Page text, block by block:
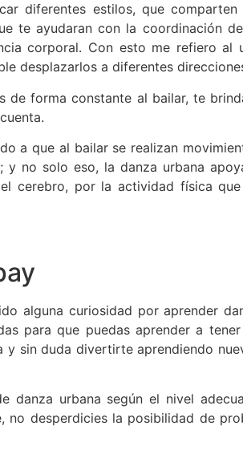
diferentes estilos, que comparten
te ayudaran con la coordinación
corporal. Con esto me refiero al
desplazarlos a diferentes
de forma constante al bailar, te
a que al bailar se realizan
y no solo eso, la danza urbana
cerebro, por la actividad física
alguna curiosidad por aprender
para que puedas aprender a
sin duda divertirte aprendiendo
danza urbana según el nivel
no desperdicies la posibilidad de